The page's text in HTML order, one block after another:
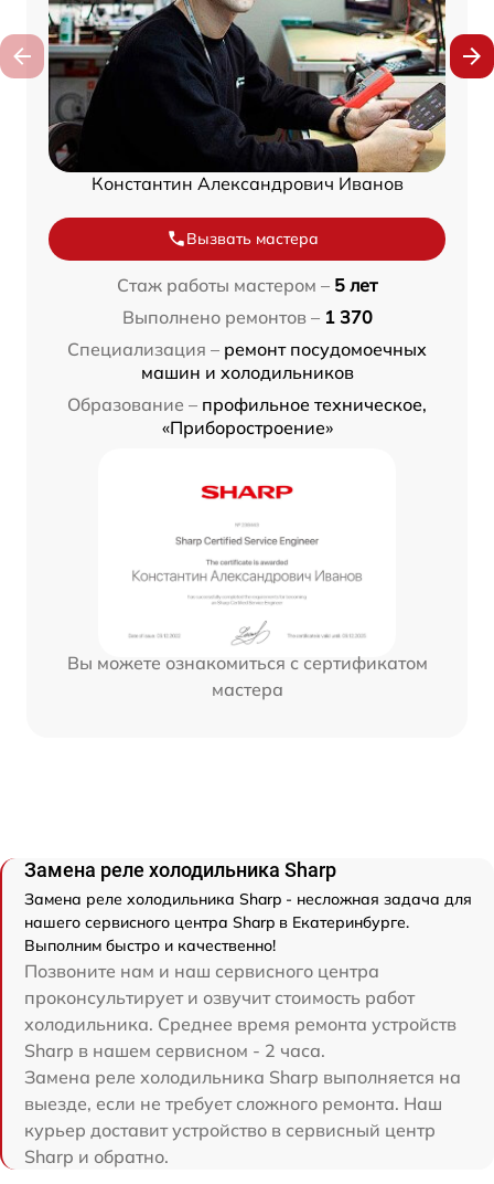
Константин Александрович Иванов
Вызвать мастера
Стаж работы мастером – 5 лет
Выполнено ремонтов – 1 370
Специализация – ремонт посудомоечных
машин и холодильников
Образование – профильное техническое,
«Приборостроение»
Вы можете ознакомиться с сертификатом
мастера
Замена реле холодильника Sharp
Замена реле холодильника Sharp - несложная задача для
нашего сервисного центра Sharp в Екатеринбурге.
Выполним быстро и качественно!
Позвоните нам и наш сервисного центра
проконсультирует и озвучит стоимость работ
холодильника. Среднее время ремонта устройств
Sharp в нашем сервисном - 2 часа.
Замена реле холодильника Sharp выполняется на
выезде, если не требует сложного ремонта. Наш
курьер доставит устройство в сервисный центр
Sharp и обратно.